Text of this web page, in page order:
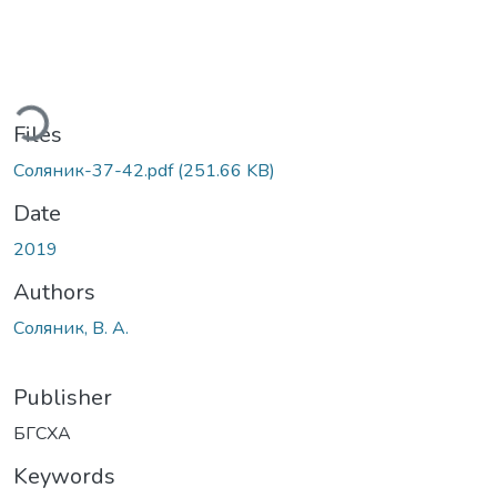
Files
Соляник-37-42.pdf(251.66 KB)
Date
2019
Authors
Соляник, В. А.
Publisher
БГСХА
Keywords